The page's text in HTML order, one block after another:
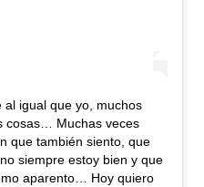
al igual que yo, muchos
cosas… Muchas veces
que también siento, que
siempre estoy bien y que
aparento… Hoy quiero